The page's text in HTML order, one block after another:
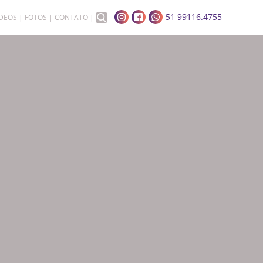
FOTOS CONTATO 51 99116.4755